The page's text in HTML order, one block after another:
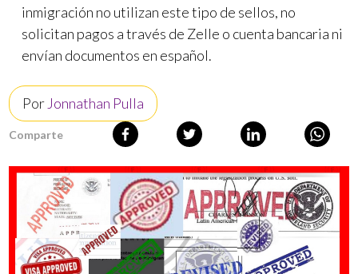
inmigración no utilizan este tipo de sellos, no
solicitan pagos a través de Zelle o cuenta bancaria ni
envían documentos en español.
Por Jonnathan Pulla
Comparte